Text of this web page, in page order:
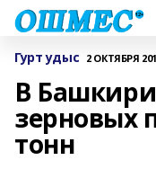
Гурт удыс 2 ОКТЯБРЯ
В
зерновых
тонн